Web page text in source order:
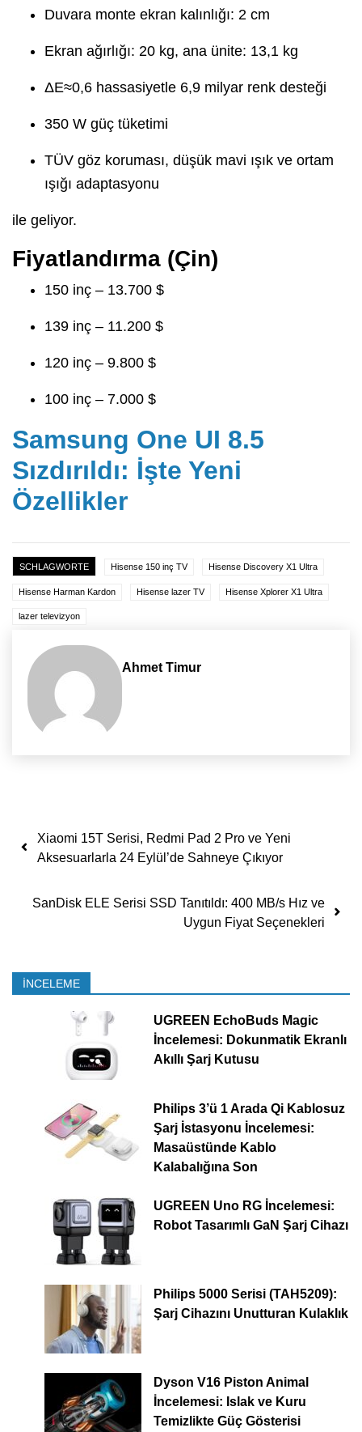
Duvara monte ekran kalınlığı: 2 cm
Ekran ağırlığı: 20 kg, ana ünite: 13,1 kg
ΔE≈0,6 hassasiyetle 6,9 milyar renk desteği
350 W güç tüketimi
TÜV göz koruması, düşük mavi ışık ve ortam
ışığı adaptasyonu
ile geliyor.
Fiyatlandırma (Çin)
150 inç – 13.700 $
139 inç – 11.200 $
120 inç – 9.800 $
100 inç – 7.000 $
Samsung One UI 8.5
Sızdırıldı: İşte Yeni
Özellikler
SCHLAGWORTE Hisense 150 inç TV Hisense Discovery X1 Ultra
Hisense Harman Kardon Hisense lazer TV Hisense Xplorer X1 Ultra
lazer televizyon
Ahmet Timur
Yazı dolaşımı
Xiaomi 15T Serisi, Redmi Pad 2 Pro ve Yeni
Aksesuarlarla 24 Eylül’de Sahneye Çıkıyor
SanDisk ELE Serisi SSD Tanıtıldı: 400 MB/s Hız ve
Uygun Fiyat Seçenekleri
İNCELEME
UGREEN EchoBuds Magic
İncelemesi: Dokunmatik Ekranlı
Akıllı Şarj Kutusu
Philips 3’ü 1 Arada Qi Kablosuz
Şarj İstasyonu İncelemesi:
Masaüstünde Kablo
Kalabalığına Son
UGREEN Uno RG İncelemesi:
Robot Tasarımlı GaN Şarj Cihazı
Philips 5000 Serisi (TAH5209):
Şarj Cihazını Unutturan Kulaklık
Dyson V16 Piston Animal
İncelemesi: Islak ve Kuru
Temizlikte Güç Gösterisi